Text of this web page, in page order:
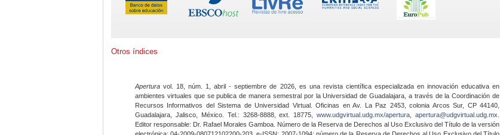
Otros índices
Apertura vol. 18, núm. 1, abril - septiembre de 2026, es una revista científica especializada en innovación educativa en
ambientes virtuales que se publica de manera semestral por la Universidad de Guadalajara, a través de la Coordinación de
Recursos Informativos del Sistema de Universidad Virtual. Oficinas en Av. La Paz 2453, colonia Arcos Sur, CP 44140,
Guadalajara, Jalisco, México. Tel.: 3268-8888, ext. 18775,www.udgvirtual.udg.mx/apertura apertura@udgvirtual.udg.mx
Editor responsable: Dr. Rafael Morales Gamboa. Número de la Reserva de Derechos al Uso Exclusivo del Título de la versión